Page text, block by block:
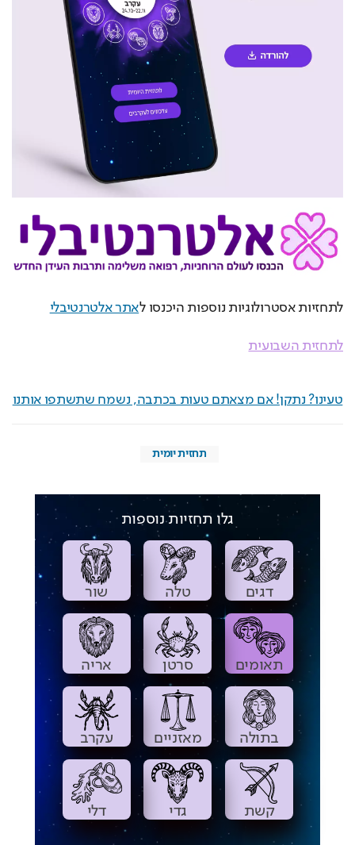
לתחזיות אסטרולוגיות נוספות היכנסו לאתר אלטרנטיבלי
לתחזית השבועית
טעינו? נתקן! אם מצאתם טעות בכתבה, נשמח שתשתפו אותנו
תחזית יומית
גלו תחזיות נוספות
דגים טלה שור
תאומים סרטן אריה
בתולה מאזניים עקרב
קשת גדי דלי